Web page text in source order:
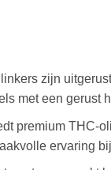
zijn
met een gerust
premium THC-
ervaring